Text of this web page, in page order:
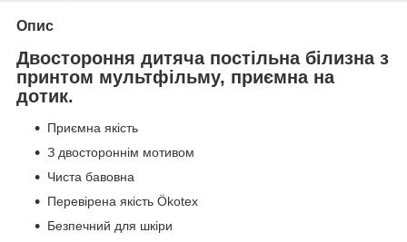
Опис
Двостороння дитяча постільна білизна з
принтом мультфільму, приємна на
дотик.
Приємна якість
З двостороннім мотивом
Чиста бавовна
Перевірена якість Ökotex
Безпечний для шкіри